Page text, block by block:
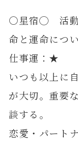
〇星宿◯ 活動
命と運命につ
仕事運：★
いつも以上に
が大切。重要
談する。
恋愛・パート